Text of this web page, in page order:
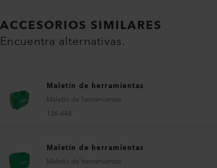
ACCESORIOS SIMILARES
Encuentra alternativas.
Maletín de herramientas
Maletín de herramientas
126.448
Maletín de herramientas
Maletín de herramientas